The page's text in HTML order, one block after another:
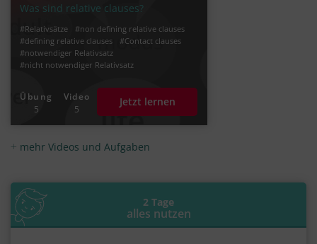
Was sind relative clauses?
#Relativsätze
#non defining relative clauses
#defining relative clauses
#Contact clauses
#notwendiger Relativsatz
#nicht notwendiger Relativsatz
#relative clauses bilden und gebrauchen
Übung
5
Video
5
Jetzt lernen
mehr Videos und Aufgaben
2 Tage
alles nutzen